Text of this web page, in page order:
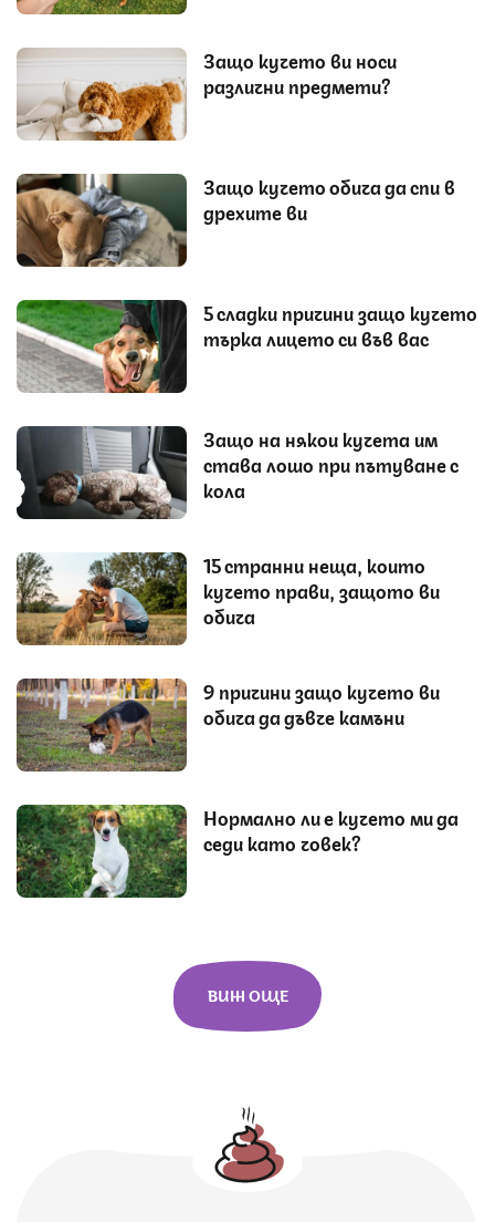
Защо кучето ви носи
различни предмети?
Защо кучето обича да спи в
дрехите ви
5 сладки причини защо кучето
търка лицето си във вас
Защо на някои кучета им
става лошо при пътуване с
кола
15 странни неща, които
кучето прави, защото ви
обича
9 причини защо кучето ви
обича да дъвче камъни
Нормално ли е кучето ми да
седи като човек?
ВИЖ ОЩЕ